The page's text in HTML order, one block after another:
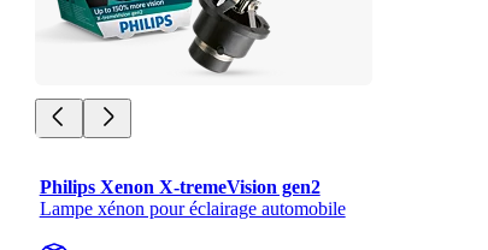
Philips Xenon X-tremeVision gen2
Lampe xénon pour éclairage automobile